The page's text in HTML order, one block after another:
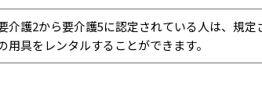
介護2から要介護5に認定されている人は、規定
用具をレンタルすることができます。